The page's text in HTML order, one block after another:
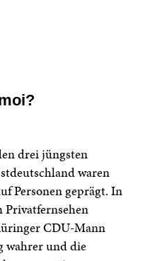
drei jüngsten
waren
Personen geprägt. In
CDU-Mann
wahrer und die